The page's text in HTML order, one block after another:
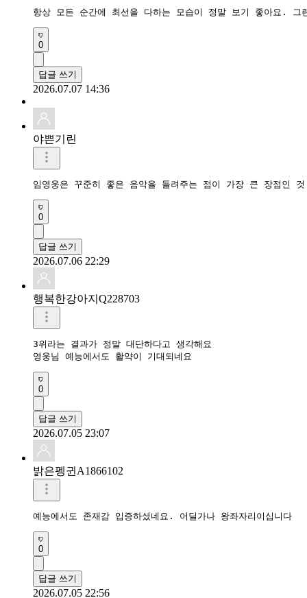
0
답글 쓰기
2026.07.07 14:36
야쁜기린
임영웅은 꾸준히 좋은 음악을 들려주는 점이 가장 큰 장점인
0
답글 쓰기
2026.07.06 22:29
행복한강아지Q228703
3위라는 결과가 정말 대단하다고 생각해요
영웅님 예능에서도 활약이 기대되네요
0
답글 쓰기
2026.07.05 23:07
밝은펭귄A1866102
예능에서도 존재감 입증하셨네요. 어딜가나 왕좌자리이십니다
0
답글 쓰기
2026.07.05 22:56